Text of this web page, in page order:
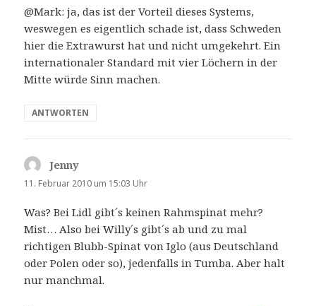
@Mark: ja, das ist der Vorteil dieses Systems,
weswegen es eigentlich schade ist, dass Schweden
hier die Extrawurst hat und nicht umgekehrt. Ein
internationaler Standard mit vier Löchern in der
Mitte würde Sinn machen.
ANTWORTEN
Jenny
11. Februar 2010 um 15:03 Uhr
Was? Bei Lidl gibt´s keinen Rahmspinat mehr?
Mist… Also bei Willy´s gibt´s ab und zu mal
richtigen Blubb-Spinat von Iglo (aus Deutschland
oder Polen oder so), jedenfalls in Tumba. Aber halt
nur manchmal.